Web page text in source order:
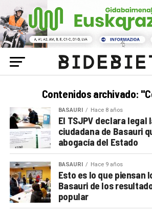
Contenidos archivado:
BASAURI Hace 8 años
El TSJPV declara legal
ciudadana de Basauri
abogacía del Estado
BASAURI Hace 9 años
Esto es lo que piensan
Basauri de los
popular